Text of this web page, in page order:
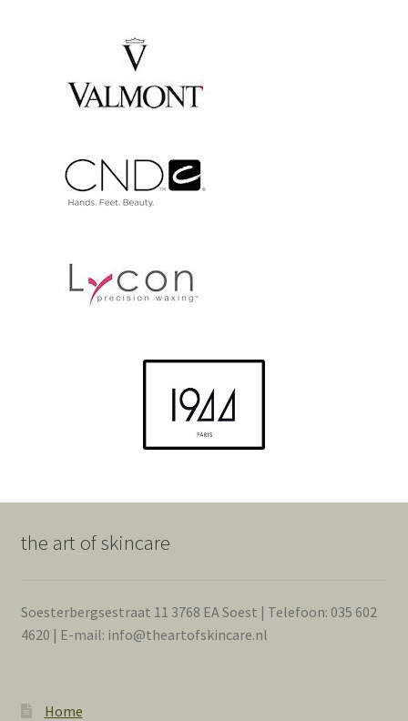
the art of skincare
Soesterbergsestraat 11 3768 EA Soest | Telefoon: 035 602
4620 | E-mail: info@theartofskincare.nl
Home